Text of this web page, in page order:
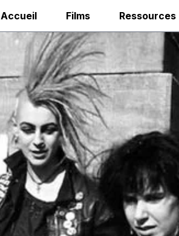
Accueil Films Ressources